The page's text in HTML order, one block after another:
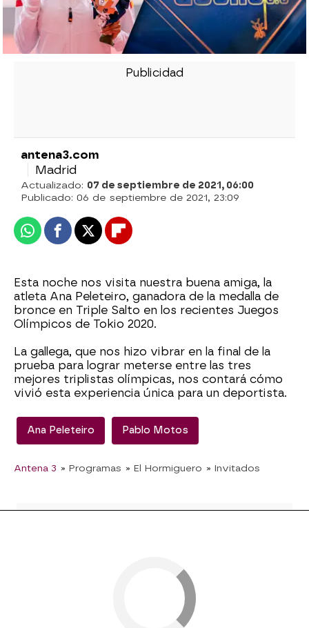
antena3.com
Madrid
Actualizado: 07 de septiembre de 2021, 06:00
Publicado: 06 de septiembre de 2021, 23:09
WhatsappFacebook
X Flipboard
Esta noche nos visita nuestra buena amiga, la
atleta Ana Peleteiro, ganadora de la medalla de
bronce en Triple Salto en los recientes Juegos
Olímpicos de Tokio 2020.
La gallega, que nos hizo vibrar en la final de la
prueba para lograr meterse entre las tres
mejores triplistas olímpicas, nos contará cómo
vivió esta experiencia única para un deportista.
Ana Peleteiro Pablo Motos
Antena 3 » Programas » El Hormiguero » Invitados